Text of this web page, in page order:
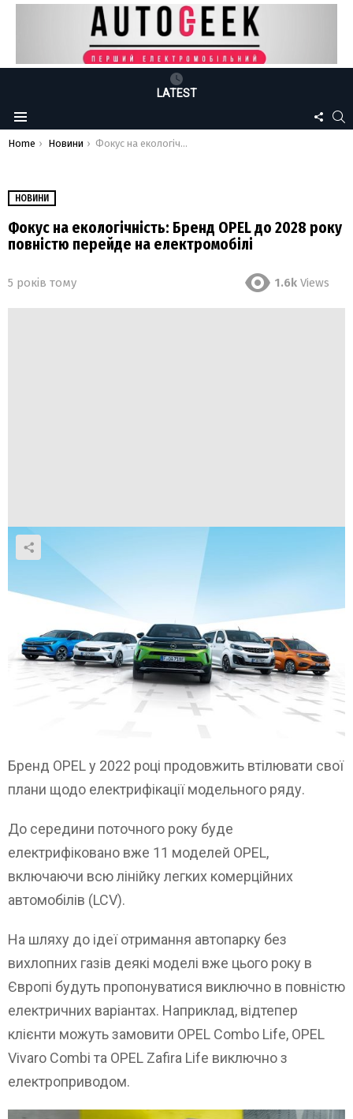
LATEST
Menu
US
You are here:
Home Новини Фокус на екологічність: Бренд OPEL до 2028 року повністю перейде на електромобілі
НОВИНИ
Фокус на екологічність: Бренд OPEL до 2028 року
повністю перейде на електромобілі
5 років тому 1.6k Views
Бренд OPEL у 2022 році продовжить втілювати свої
плани щодо електрифікації модельного ряду.
До середини поточного року буде
електрифіковано вже 11 моделей OPEL,
включаючи всю лінійку легких комерційних
автомобілів (LCV).
На шляху до ідеї отримання автопарку без
вихлопних газів деякі моделі вже цього року в
Європі будуть пропонуватися виключно в повністю
електричних варіантах. Наприклад, відтепер
клієнти можуть замовити OPEL Combo Life, OPEL
Vivaro Combi та OPEL Zafira Life виключно з
електроприводом.